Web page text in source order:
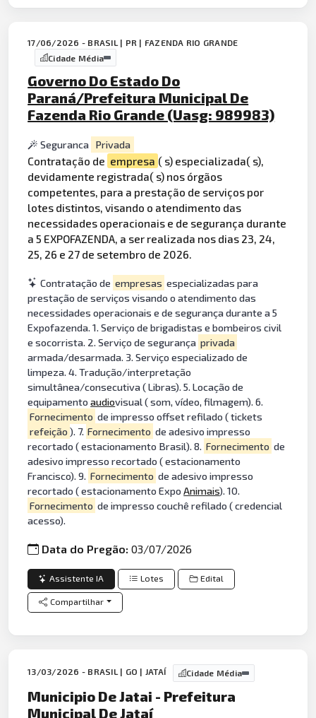
17/06/2026 - BRASIL | PR | FAZENDA RIO GRANDE
Cidade Média
Governo Do Estado Do
Paraná/Prefeitura Municipal De
Fazenda Rio Grande (Uasg: 989983)
Seguranca Privada
Contratação de empresa ( s) especializada( s),
devidamente registrada( s) nos órgãos
competentes, para a prestação de serviços por
lotes distintos, visando o atendimento das
necessidades operacionais e de segurança durante
a 5 EXPOFAZENDA, a ser realizada nos dias 23, 24,
25, 26 e 27 de setembro de 2026.
Contratação de empresas especializadas para
prestação de serviços visando o atendimento das
necessidades operacionais e de segurança durante a 5
Expofazenda. 1. Serviço de brigadistas e bombeiros civil
e socorrista. 2. Serviço de segurança privada
armada/desarmada. 3. Serviço especializado de
limpeza. 4. Tradução/interpretação
simultânea/consecutiva ( Libras). 5. Locação de
equipamentoaudiovisual ( som, vídeo, filmagem). 6.
Fornecimento de impresso offset refilado ( tickets
refeição ). 7. Fornecimento de adesivo impresso
recortado ( estacionamento Brasil). 8. Fornecimento de
adesivo impresso recortado ( estacionamento
Francisco). 9. Fornecimento de adesivo impresso
recortado ( estacionamento ExpoAnimais). 10.
Fornecimento de impresso couchê refilado ( credencial
acesso).
Data do Pregão:03/07/2026
Assistente IA Lotes Edital
Compartilhar
13/03/2026 - BRASIL | GO | JATAÍ Cidade Média
Municipio De Jatai - Prefeitura
Municipal De Jataí